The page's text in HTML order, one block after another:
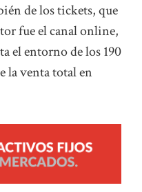
de los tickets, que
fue el canal online,
el entorno de los 190
la venta total en